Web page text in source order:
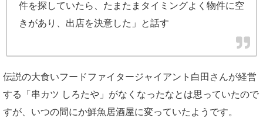
件を探していたら、たまたまタイミングよく物件に空
きがあり、出店を決意した」と話す
伝説の大食いフードファイタージャイアント白田さんが経営
する「串カツ しろたや」がなくなったなとは思っていたので
すが、いつの間にか鮮魚居酒屋に変っていたようです。